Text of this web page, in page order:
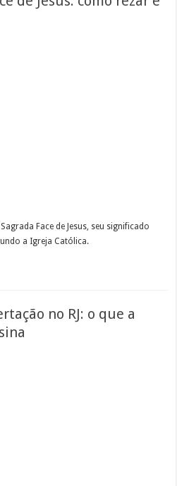
Face de Jesus, seu significado
a Igreja Católica.
no RJ: o que a